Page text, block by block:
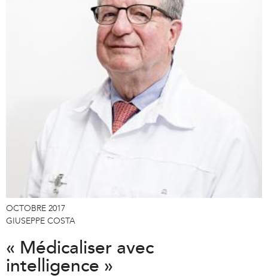
OCTOBRE 2017
GIUSEPPE COSTA
« Médicaliser avec
intelligence »